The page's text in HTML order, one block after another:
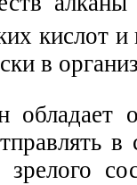
кислот
в
в